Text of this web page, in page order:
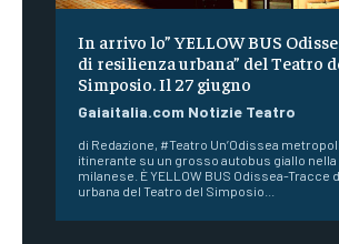
In arrivo lo” YELLOW BUS
di resilienza urbana” del Teatro
Simposio. Il 27 giugno
Gaiaitalia.com Notizie Teatro
di Redazione, #Teatro Un’Odissea
itinerante su un grosso autobus giallo
milanese. È YELLOW BUS Odissea-Tracce
urbana del Teatro del Simposio...